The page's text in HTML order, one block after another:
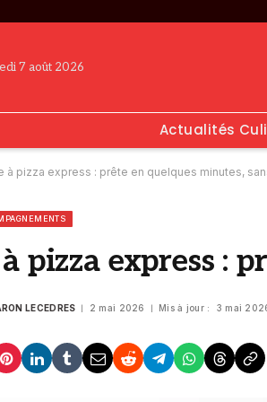
7 août 2026
Actualités
à pizza express : prête en quelques minutes,
pizza express :
LECEDRES 2 mai 2026 Mis à jour : 3 mai